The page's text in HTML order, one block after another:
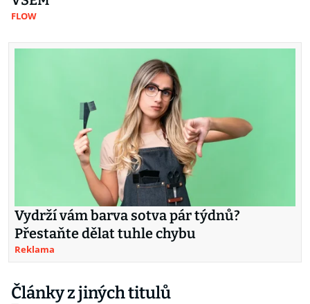
FLOW
Vydrží vám barva sotva pár týdnů?
Přestaňte dělat tuhle chybu
Reklama
Články z jiných titulů